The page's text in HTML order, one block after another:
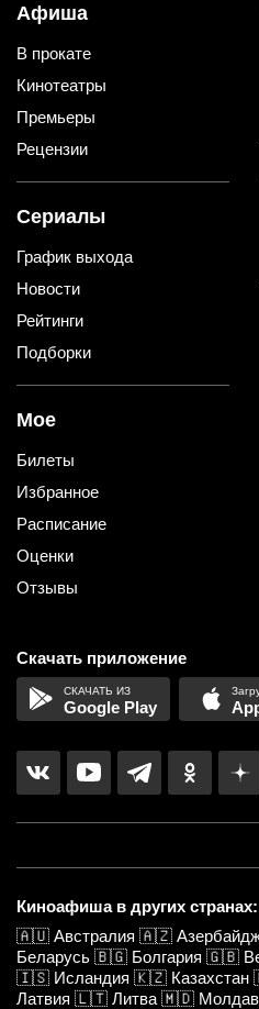
Афиша
В прокате
Кинотеатры
Премьеры
Рецензии
Сериалы
График выхода
Новости
Рейтинги
Подборки
Мое
Билеты
Избранное
Расписание
Оценки
Отзывы
Скачать приложение
Google Play
Киноафиша в других странах:
🇦🇺 Австралия 🇦🇿
Беларусь 🇧🇬 Болгария 🇬🇧
🇮🇸 Исландия 🇰🇿 Казахстан
Латвия 🇱🇹 Литва 🇲🇩